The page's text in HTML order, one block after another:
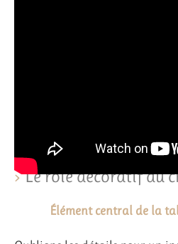
Le rôle décoratif du
Élément central de la